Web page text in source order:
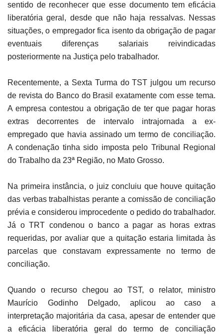
sentido de reconhecer que esse documento tem eficácia
liberatória geral, desde que não haja ressalvas. Nessas
situações, o empregador fica isento da obrigação de pagar
eventuais diferenças salariais reivindicadas
posteriormente na Justiça pelo trabalhador.
Recentemente, a Sexta Turma do TST julgou um recurso
de revista do Banco do Brasil exatamente com esse tema.
A empresa contestou a obrigação de ter que pagar horas
extras decorrentes de intervalo intrajornada a ex-
empregado que havia assinado um termo de conciliação.
A condenação tinha sido imposta pelo Tribunal Regional
do Trabalho da 23ª Região, no Mato Grosso.
Na primeira instância, o juiz concluiu que houve quitação
das verbas trabalhistas perante a comissão de conciliação
prévia e considerou improcedente o pedido do trabalhador.
Já o TRT condenou o banco a pagar as horas extras
requeridas, por avaliar que a quitação estaria limitada às
parcelas que constavam expressamente no termo de
conciliação.
Quando o recurso chegou ao TST, o relator, ministro
Maurício Godinho Delgado, aplicou ao caso a
interpretação majoritária da casa, apesar de entender que
a eficácia liberatória geral do termo de conciliação